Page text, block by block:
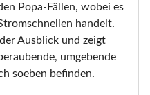
Popa-Fällen, wobei es
handelt.
Ausblick und zeigt
umgebende
soeben befinden.